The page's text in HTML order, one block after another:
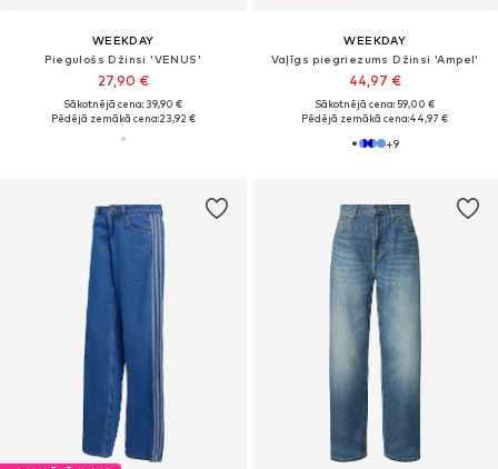
WEEKDAY
Piegulošs Džinsi 'VENUS'
27,90 €
Sākotnējā cena: 39,90 €
Pēdējā zemākā cena:23,92 €
WEEKDAY
Vaļīgs piegriezums Džinsi 'Ampel'
44,97 €
Sākotnējā cena: 59,00 €
Pēdējā zemākā cena:44,97 €
+9